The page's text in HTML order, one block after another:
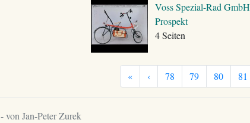
Voss Spezial-Rad GmbH
Prospekt
4 Seiten
« ‹ 78 79 80 81
- von Jan-Peter Zurek